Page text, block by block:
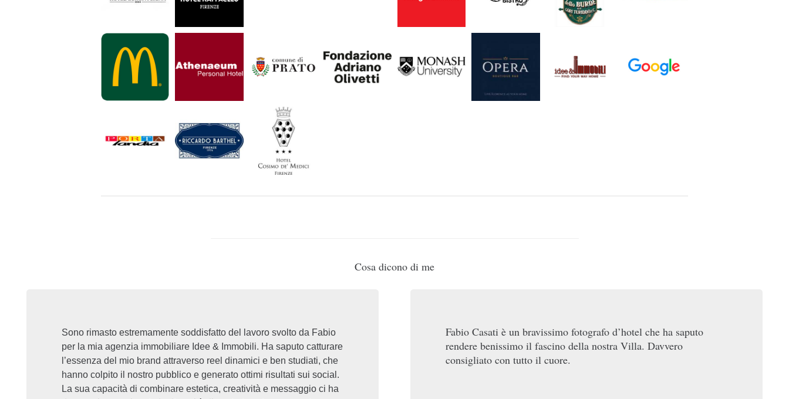
Cosa dicono di me
Sono rimasto estremamente soddisfatto del lavoro svolto da Fabio
per la mia agenzia immobiliare Idee & Immobili. Ha saputo catturare
l’essenza del mio brand attraverso reel dinamici e ben studiati, che
hanno colpito il nostro pubblico e generato ottimi risultati sui social.
La sua capacità di combinare estetica, creatività e messaggio ci ha
Fabio Casati è un bravissimo fotografo d’hotel che ha saputo
rendere benissimo il fascino della nostra Villa. Davvero
consigliato con tutto il cuore.